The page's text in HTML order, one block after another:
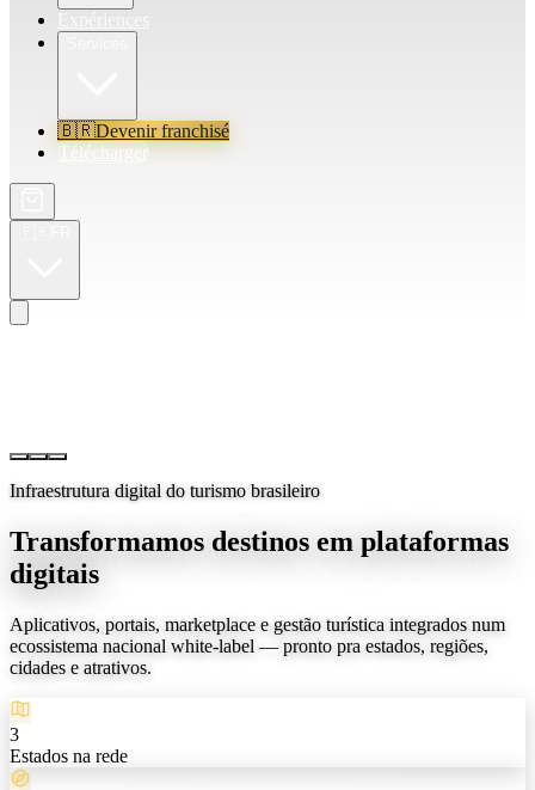
🇧🇷Devenir franchisé
Télécharger
Infraestrutura digital do turismo brasileiro
Transformamos destinos em plataformas
digitais
Aplicativos, portais, marketplace e gestão turística integrados num
ecossistema nacional white-label — pronto pra estados, regiões,
cidades e atrativos.
3
Estados na rede